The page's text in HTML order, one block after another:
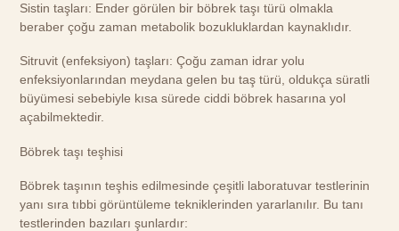
Sistin taşları: Ender görülen bir böbrek taşı türü olmakla
beraber çoğu zaman metabolik bozukluklardan kaynaklıdır.
Sitruvit (enfeksiyon) taşları: Çoğu zaman idrar yolu
enfeksiyonlarından meydana gelen bu taş türü, oldukça süratli
büyümesi sebebiyle kısa sürede ciddi böbrek hasarına yol
açabilmektedir.
Böbrek taşı teşhisi
Böbrek taşının teşhis edilmesinde çeşitli laboratuvar testlerinin
yanı sıra tıbbi görüntüleme tekniklerinden yararlanılır. Bu tanı
testlerinden bazıları şunlardır: